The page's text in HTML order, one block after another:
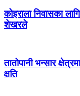
कोइराला निवासका
शेखरले
तातोपानी भन्सार
क्षति